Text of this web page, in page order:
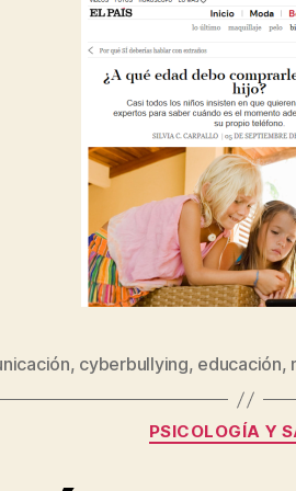
, cyberbullying, educación,
PSICOLOGÍA Y